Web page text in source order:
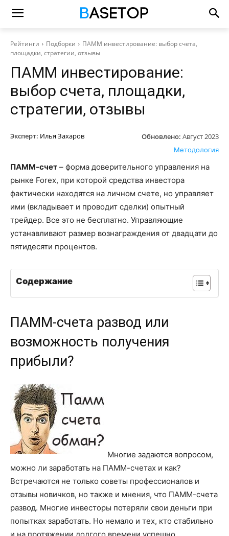
Рейтинги Подборки
ПАММ инвестирование: выбор счета,
площадки, стратегии, отзывы
ПАММ инвестирование:
выбор счета, площадки,
стратегии, отзывы
Эксперт: Илья Захаров Обновлено: Август 2023
Методология
ПАММ-счет – форма доверительного управления на
рынке Forex, при которой средства инвестора
фактически находятся на личном счете, но управляет
ими (вкладывает и проводит сделки) опытный
трейдер. Все это не бесплатно. Управляющие
устанавливают размер вознаграждения от двадцати до
пятидесяти процентов.
Содержание
ПАММ-счета развод или
возможность получения
прибыли?
Многие задаются вопросом,
можно ли заработать на ПАММ-счетах и как?
Встречаются не только советы профессионалов и
отзывы новичков, но также и мнения, что ПАММ-счета
развод. Многие инвесторы потеряли свои деньги при
попытках заработать. Но немало и тех, кто стабильно
и на протяжении долгого времени успешно